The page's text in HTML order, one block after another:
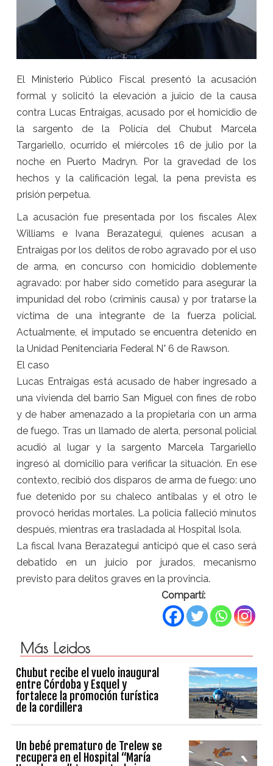
El Ministerio Público Fiscal presentó la acusación
formal y solicitó la elevación a juicio de la causa
contra Lucas Entraigas, acusado por el homicidio de
la sargento de la Policía del Chubut Marcela
Targariello, ocurrido el miércoles 16 de julio por la
noche en Puerto Madryn. Por la gravedad de los
hechos y la calificación legal, la pena prevista es
prisión perpetua.
La acusación fue presentada por los fiscales Alex
Williams e Ivana Berazategui, quienes acusan a
Entraigas por los delitos de robo agravado por el uso
de arma, en concurso con homicidio doblemente
agravado: por haber sido cometido para asegurar la
impunidad del robo (criminis causa) y por tratarse la
víctima de una integrante de la fuerza policial.
Actualmente, el imputado se encuentra detenido en
la Unidad Penitenciaria Federal N° 6 de Rawson.
El caso
Lucas Entraigas está acusado de haber ingresado a
una vivienda del barrio San Miguel con fines de robo
y de haber amenazado a la propietaria con un arma
de fuego. Tras un llamado de alerta, personal policial
acudió al lugar y la sargento Marcela Targariello
ingresó al domicilio para verificar la situación. En ese
contexto, recibió dos disparos de arma de fuego: uno
fue detenido por su chaleco antibalas y el otro le
provocó heridas mortales. La policía falleció minutos
después, mientras era trasladada al Hospital Isola.
La fiscal Ivana Berazategui anticipó que el caso será
debatido en un juicio por jurados, mecanismo
previsto para delitos graves en la provincia.
Compartí:
Más Leidos
Chubut recibe el vuelo inaugural
entre Córdoba y Esquel y
fortalece la promoción turística
de la cordillera
Un bebé prematuro de Trelew se
recupera en el Hospital “María